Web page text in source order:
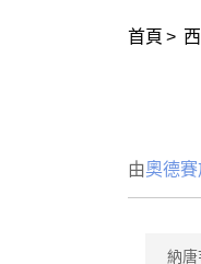
首頁 >
由奧德
納唐